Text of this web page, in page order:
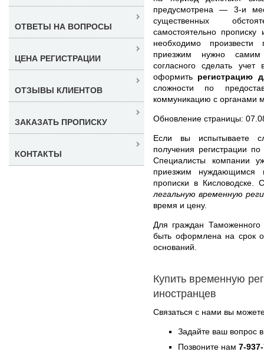
предусмотрена — 3-и
существенных
самостоятельно
необходимо
приезжим нужно самим
согласного сделать
оформить регистрацию
сложности по
коммуникацию с органами
Обновление страницы:
Если вы испытываете
получения регистрации
Специалисты компании
приезжим нуждающимся
прописки в
легальную временную
время и цену.
Для граждан Таможенного
быть оформлена на срок
оснований.
Купить временную
иностранцев
Связаться с нами вы
Задайте ваш вопрос
Позвоните нам 7-
ОТВЕТЫ НА ВОПРОСЫ
ЦЕНА РЕГИСТРАЦИИ
ОТЗЫВЫ КЛИЕНТОВ
ЗАКАЗАТЬ ПРОПИСКУ
КОНТАКТЫ